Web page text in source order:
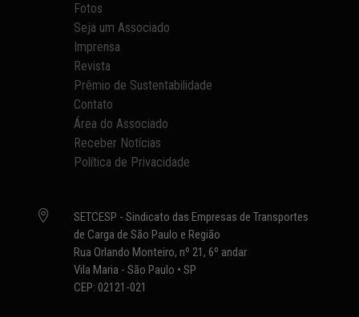
Fotos
Seja um Associado
Imprensa
Revista
Prêmio de Sustentabilidade
Contato
Área do Associado
Receber Notícias
Política de Privacidade

SETCESP - Sindicato das Empresas de Transportes
de Carga de São Paulo e Região
Rua Orlando Monteiro, nº 21, 6º andar
Vila Maria - São Paulo • SP
CEP: 02121-021